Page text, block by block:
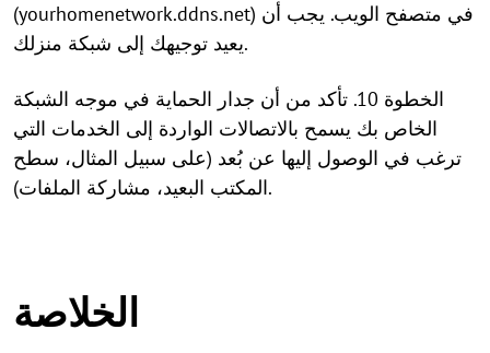
(yourhomenetwork.ddns.net) في متصفح الويب. يجب أن
يعيد توجيهك إلى شبكة منزلك.
الخطوة 10. تأكد من أن جدار الحماية في موجه الشبكة
الخاص بك يسمح بالاتصالات الواردة إلى الخدمات التي
ترغب في الوصول إليها عن بُعد (على سبيل المثال، سطح
المكتب البعيد، مشاركة الملفات).
الخلاصة